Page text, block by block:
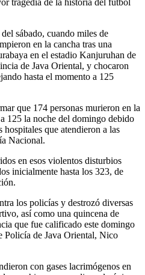
sábado, cuando miles de
en la cancha tras una
en el estadio Kanjuruhan de
de Java Oriental, y chocaron
hasta el momento a 125
que 174 personas murieron en la
125 la noche del domingo debido
que atendieron a las
Nacional.
en esos violentos disturbios
inicialmente hasta los 323, de
los policías y destrozó diversas
así como una quincena de
que fue calificado este domingo
Policía de Java Oriental, Nico
con gases lacrimógenos en